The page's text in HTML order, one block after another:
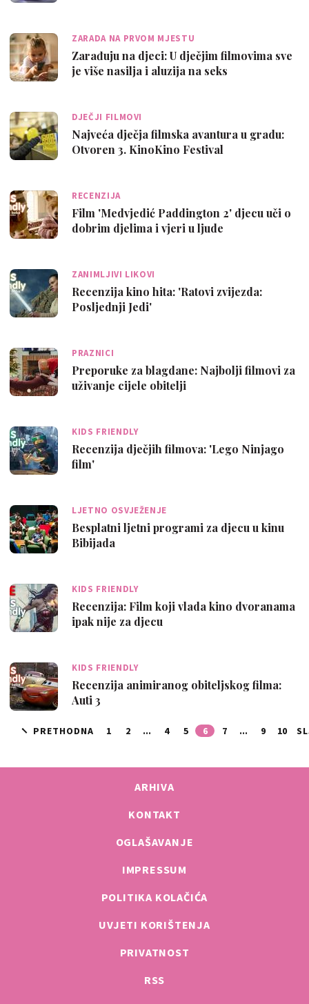
ZARADA NA PRVOM MJESTU
Zarađuju na djeci: U dječjim filmovima sve
je više nasilja i aluzija na seks
DJEČJI FILMOVI
Najveća dječja filmska avantura u gradu:
Otvoren 3. KinoKino Festival
RECENZIJA
Film 'Medvjedić Paddington 2' djecu uči o
dobrim djelima i vjeri u ljude
ZANIMLJIVI LIKOVI
Recenzija kino hita: 'Ratovi zvijezda:
Posljednji Jedi'
PRAZNICI
Preporuke za blagdane: Najbolji filmovi za
uživanje cijele obitelji
KIDS FRIENDLY
Recenzija dječjih filmova: 'Lego Ninjago
film'
LJETNO OSVJEŽENJE
Besplatni ljetni programi za djecu u kinu
Bibijada
KIDS FRIENDLY
Recenzija: Film koji vlada kino dvoranama
ipak nije za djecu
KIDS FRIENDLY
Recenzija animiranog obiteljskog filma:
Auti 3
PRETHODNA 1 2 ... 4 5 6 7 ... 9 10
ARHIVA
KONTAKT
OGLAŠAVANJE
IMPRESSUM
POLITIKA KOLAČIĆA
UVJETI KORIŠTENJA
PRIVATNOST
RSS